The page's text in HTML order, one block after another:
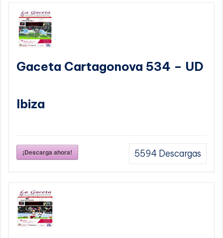
Gaceta Cartagonova 534 – UD
Ibiza
¡Descarga ahora! 5594 Descargas